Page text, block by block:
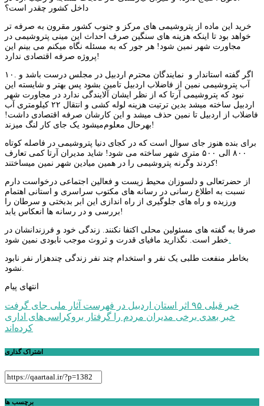
داخل کشور چقدر است؟
خرید این ماده از پتروشیمی های مرکز و جنوب کشور مقرون به صرفه تر
خواهد بود تا اینکه هزینه های سنگین صرف احداث این مینی پتروشیمی در
مجاورت شهر نمین شود! هر جور که به مسئله نگاه میکنم می بینم این
پروژه صرفه اقتصادی ندارد!
۱۰. اگر گفته استاندار و نمایندگان محترم اردبیل در مجلس درست باشد و
آب پتروشیمی نمین از فاضلاب اردبیل تامین بشود پس بهتر و شایسته این
نبود که پتروشیمی آرتا که از نظر ایشان آلایندگی ندارد در مجاورت شهر
اردبیل ساخته میشد بدین ترتیت هزینه لوله کشی و انتقال ۲۲ کیلومتری آب
فاضلاب از اردبیل تا نمین حذف میشد و این کارشان صرفه اقتصادی داشت!
بهرحال معلوم‌میشود یک جای کار لنگ میزند!
برای بنده هنوز جای سوال است که در کجای دنیا پتروشیمی در فاصله کوتاه
۸۰۰ الی ۵۰۰ متری شهر ساخته می شود! شاید مدیران آرتا کمی تعارف
کردند وگرنه پتروشیمی را در همین میادین شهر نمین میساختند!
از حضرتعالی و دلسوزان محیط زیست و فعالین اجتماعی درخواست دارم
نسبت به اطلاع رسانی در رسانه های مکتوب سراسری و استانی اهتمام
ورزیده و راه های جلوگیری از راه اندازی این ابر بدبختی و سرطان را
بررسی و در رسانه ها انعکاس یابد!
صرفا به گفته های مسئولین محلی اکتفا نکنند. زندگی خود و فرزندانشان در
خطر است. نگذارید مافیای قدرت و ثروث موجب نابودی نمین شود
بخاطر منفعت طلبی یک نفر و استخدام چند نفر زندگی چندهزار نفر نابود
انتهای پیام
راهبری
نوشته
خبر قبلی ۹۵ اثر استان اردبیل در فهرست آثار ملی جای گرفت
خبر بعدی برخی مدیران مردم را گرفتار بروکراسی‌های اداری
کرده‌اند
اشتراک گذاری
برچسب ها